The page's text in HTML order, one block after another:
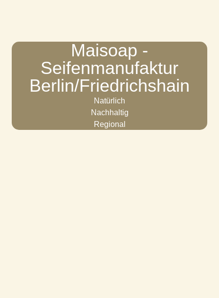
Maisoap -
Seifenmanufaktur
Berlin/Friedrichshain
Natürlich
Nachhaltig
Regional